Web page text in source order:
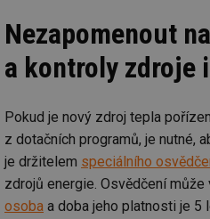
Nezapomenout
a kontroly zdroje
Pokud je nový zdroj tepla
z dotačních programů, je nutné,
je držitelem speciálního
zdrojů energie. Osvědčení může
osoba a doba jeho platnosti je 5